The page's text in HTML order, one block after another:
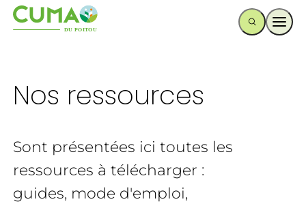
Nos ressources
Sont présentées ici toutes les
ressources à télécharger :
guides, mode d'emploi,